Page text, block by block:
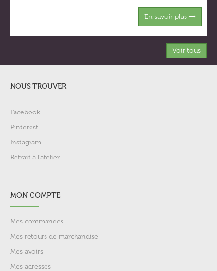
En savoir plus
Voir tous
NOUS TROUVER
Facebook
Pinterest
Instagram
Retrait à l'atelier
MON COMPTE
Mes commandes
Mes retours de marchandise
Mes avoirs
Mes adresses